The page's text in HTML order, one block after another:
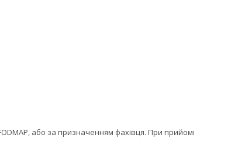
або за призначенням фахівця. При прийомі